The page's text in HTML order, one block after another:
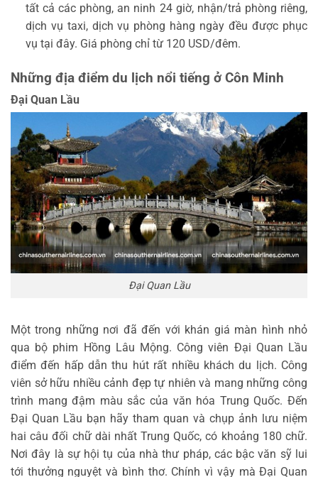
tất cả các phòng, an ninh 24 giờ, nhận/trả phòng riêng,
dịch vụ taxi, dịch vụ phòng hàng ngày đều được phục
vụ tại đây. Giá phòng chỉ từ 120 USD/đêm.
Những địa điểm du lịch nổi tiếng ở Côn Minh
Đại Quan Lầu
Đại Quan Lầu
Một trong những nơi đã đến với khán giá màn hình nhỏ
qua bộ phim Hồng Lâu Mộng. Công viên Đại Quan Lầu
điểm đến hấp dẫn thu hút rất nhiều khách du lịch. Công
viên sở hữu nhiều cảnh đẹp tự nhiên và mang những công
trình mang đậm màu sắc của văn hóa Trung Quốc. Đến
Đại Quan Lầu bạn hãy tham quan và chụp ảnh lưu niệm
hai câu đối chữ dài nhất Trung Quốc, có khoảng 180 chữ.
Nơi đây là sự hội tụ của nhà thư pháp, các bậc văn sỹ lui
tới thưởng nguyệt và bình thơ. Chính vì vậy mà Đại Quan